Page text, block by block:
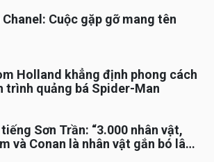
Cuộc gặp gỡ mang tên
Holland khẳng định phong cách
trình quảng bá Spider-Man
Sơn Trần: “3.000 nhân vật,
và Conan là nhân vật gắn bó lâu